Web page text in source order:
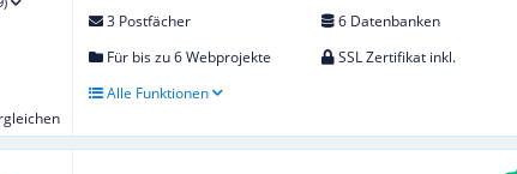
3 Postfächer
6 Datenbanken
Für bis zu 6 Webprojekte
SSL Zertifikat inkl.
Alle Funktionen